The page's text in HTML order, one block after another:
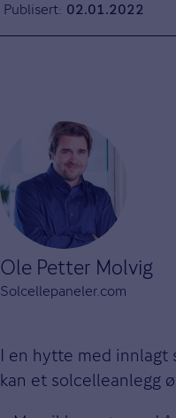
Publisert 02.01.2022
Ole Petter Molvig
Solcellepaneler.com
I en hytte med innlagt
kan et solcelleanlegg